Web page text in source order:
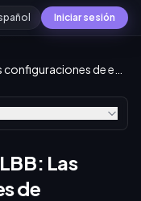
Iniciar sesión
Las
de